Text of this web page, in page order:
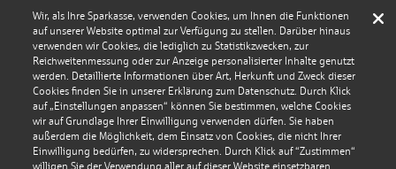
Wir, als Ihre Sparkasse, verwenden Cookies, um Ihnen die Funktionen
auf unserer Website optimal zur Verfügung zu stellen. Darüber hinaus
verwenden wir Cookies, die lediglich zu Statistikzwecken, zur
Reichweitenmessung oder zur Anzeige personalisierter Inhalte genutzt
werden. Detaillierte Informationen über Art, Herkunft und Zweck dieser
Cookies finden Sie in unserer Erklärung zum Datenschutz. Durch Klick
auf „Einstellungen anpassen“ können Sie bestimmen, welche Cookies
wir auf Grundlage Ihrer Einwilligung verwenden dürfen. Sie haben
außerdem die Möglichkeit, dem Einsatz von Cookies, die nicht Ihrer
Einwilligung bedürfen, zu widersprechen. Durch Klick auf “Zustimmen“
willigen Sie der Verwendung aller auf dieser Website einsetzbaren